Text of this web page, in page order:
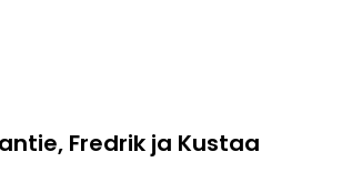
Fredrik ja Kustaa